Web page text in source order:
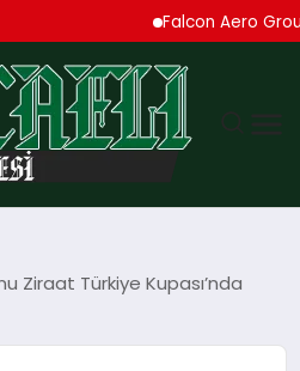
Falcon Aero Group,
Ziraat Türkiye Kupası’nda